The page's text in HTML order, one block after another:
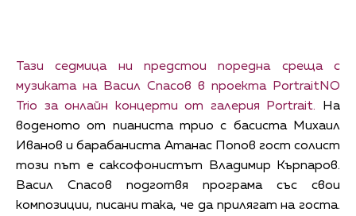
Тази седмица ни предстои поредна среща с
музиката на Васил Спасов в проекта PortraitNO
Trio за онлайн концерти от галерия Portrait. На
воденото от пианиста трио с басиста Михаил
Иванов и барабаниста Атанас Попов гост солист
този път е саксофонистът Владимир Кърпаров.
Васил Спасов подготвя програма със свои
композиции, писани така, че да прилягат на госта.